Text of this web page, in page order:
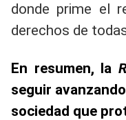
donde prime el
derechos de
En resumen, la
seguir
sociedad que